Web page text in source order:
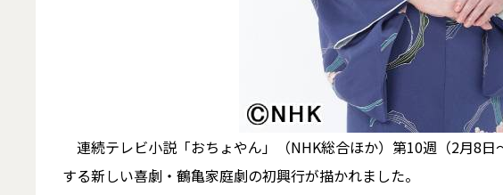
連続テレビ小説「おちょやん」（NHK総合ほか）第10週（2月8
する新しい喜劇・鶴亀家庭劇の初興行が描かれました。